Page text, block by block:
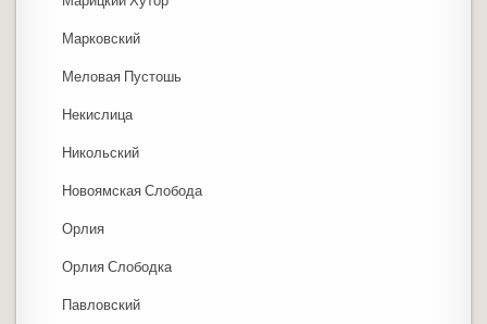
Марковский
Меловая Пустошь
Некислица
Никольский
Новоямская Слобода
Орлия
Орлия Слободка
Павловский